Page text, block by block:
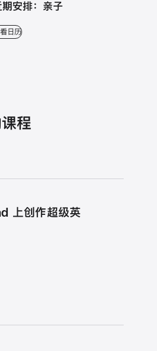
安排： 亲子
日历
程
上创作超级英
级英雄，执行救助任务 - 11:00 - 12:30 -